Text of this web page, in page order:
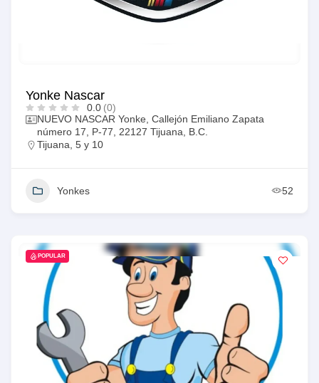
Yonke Nascar
0.0 (0)
NUEVO NASCAR Yonke, Callejón Emiliano Zapata
número 17, P-77, 22127 Tijuana, B.C.
Tijuana 5 y 10
Yonkes 52
POPULAR